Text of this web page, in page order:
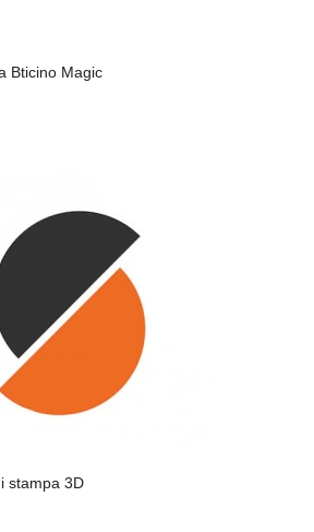
Bticino Magic
stampa 3D